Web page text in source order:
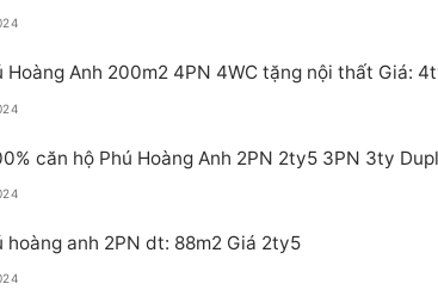
Hoàng Anh 200m2 4PN 4WC tặng nội thất Giá:
căn hộ Phú Hoàng Anh 2PN 2ty5 3PN 3ty
hoàng anh 2PN dt: 88m2 Giá 2ty5